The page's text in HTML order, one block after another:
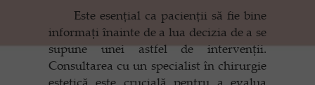
Este esențial ca pacienții să fie bine
informați înainte de a lua decizia de a se
supune unei astfel de intervenții.
Consultarea cu un specialist în chirurgie